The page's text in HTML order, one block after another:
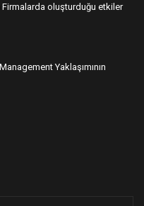
oluşturduğu etkiler
Yaklaşımının